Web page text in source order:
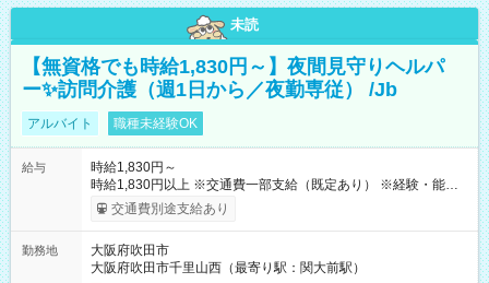
未読
【無資格でも時給1,830円～】夜間見守りヘルパ
ー✨訪問介護（週1日から／夜勤専従） /Jb
アルバイト 職種未経験OK
給与
時給1,830円～
時給1,830円以上 ※交通費一部支給（既定あり） ※経験・能力を
考慮して決定します 【収入例】 週1回勤務の場合：1,830円×8時
間×4回=5万8,560円 週3回勤務の場合：1,830円×8時間×12回
月 ※ 雇用形態と給与に、本採用時と異なる部分があります。 雇
用形態：本採用時と同じです。 給与：時給 1,610円以上
交通費別途支給あり
勤務地
大阪府吹田市
大阪府吹田市千里山西（最寄り駅：関大前駅）